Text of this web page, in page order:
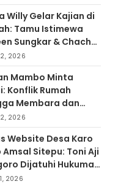
Willy Gelar Kajian di
Tamu Istimewa
Sungkar & Chacha
Rayakan Hari
dengan
2026
Mambo Minta
Konflik Rumah
Membara dan
Uang Endorse
2026
Website Desa Karo
Amsal Sitepu: Toni Aji
Dijatuhi Hukuman
2026